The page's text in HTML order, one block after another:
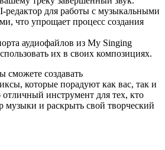
для работы с музыкальными
что упрощает процесс создания
аудиофайлов из My Singing
их в своих композициях.
создавать
которые порадуют как вас, так и
инструмент для тех, кто
музыки и раскрыть свой творческий